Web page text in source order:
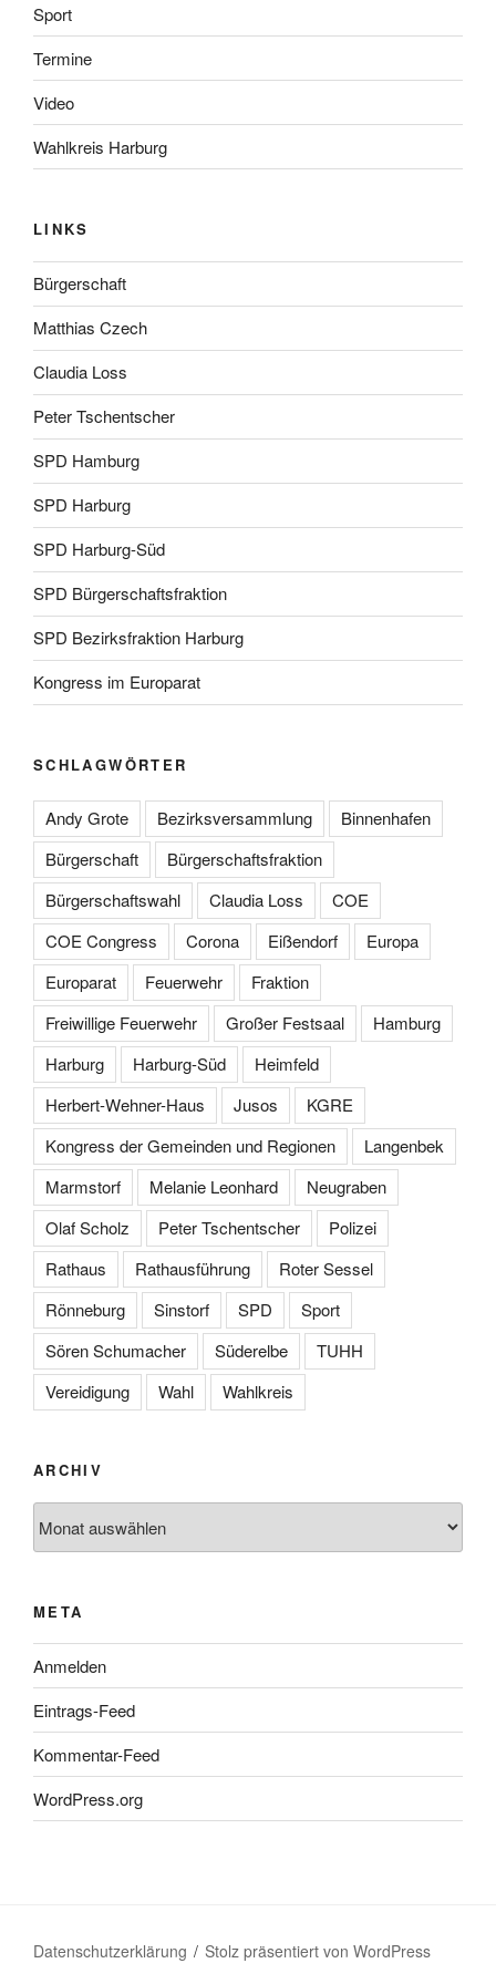
Sport
Termine
Video
Wahlkreis Harburg
LINKS
Bürgerschaft
Matthias Czech
Claudia Loss
Peter Tschentscher
SPD Hamburg
SPD Harburg
SPD Harburg-Süd
SPD Bürgerschaftsfraktion
SPD Bezirksfraktion Harburg
Kongress im Europarat
SCHLAGWÖRTER
Andy Grote Bezirksversammlung
Binnenhafen
Bürgerschaft
Bürgerschaftsfraktion
Bürgerschaftswahl
Claudia Loss
COE
COE Congress
Corona Eißendorf
Europa
Europarat
Feuerwehr
Fraktion
Freiwillige Feuerwehr
Großer Festsaal
Hamburg
Harburg
Harburg-Süd
Heimfeld
Herbert-Wehner-Haus
Jusos
KGRE
Kongress der Gemeinden und Regionen
Langenbek
Marmstorf
Melanie Leonhard
Neugraben
Olaf Scholz
Peter Tschentscher
Polizei
Rathaus
Rathausführung
Roter Sessel
Rönneburg
Sinstorf SPD
Sport
Sören Schumacher
Süderelbe
TUHH
Vereidigung
Wahl Wahlkreis
ARCHIV
META
Anmelden
Eintrags-Feed
Kommentar-Feed
WordPress.org
Datenschutzerklärung Stolz präsentiert von WordPress